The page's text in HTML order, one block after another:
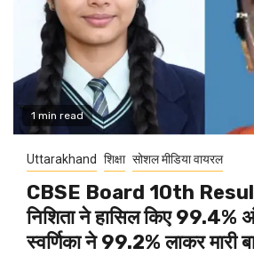
1 min read
Uttarakhand शिक्षा सोशल मीडिया वायरल
CBSE Board 10th
निशिता ने हासिल किए 99.4%
स्वर्णिका ने 99.2% लाकर मारी